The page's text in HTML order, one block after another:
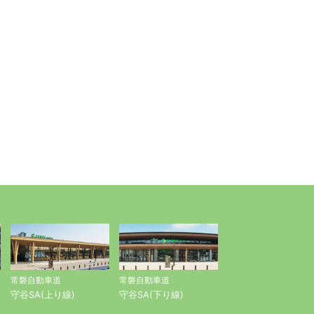
常磐自動車道
守谷SA(上り線)
常磐自動車道
守谷SA(下り線)